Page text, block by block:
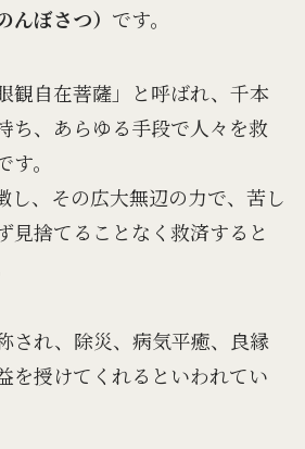
ぼさつ） です。
観自在菩薩」と呼ばれ、千本
ち、あらゆる手段で人々を救
。
し、その広大無辺の力で、苦し
見捨てることなく救済すると
され、除災、病気平癒、良縁
を授けてくれるといわれてい